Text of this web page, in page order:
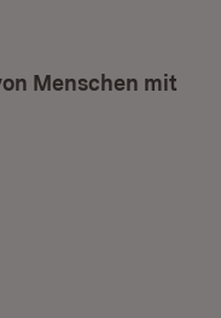
Menschen mit